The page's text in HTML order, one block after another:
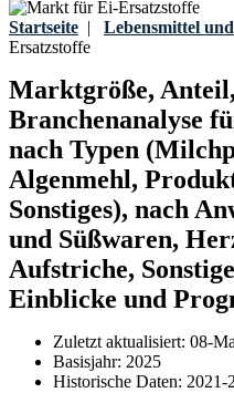
Startseite | Lebensmittel
Ersatzstoffe
Marktgröße,
Branchenanalyse
nach Typen
Algenmehl,
Sonstiges), nach
und Süßwaren,
Aufstriche,
Einblicke und
Zuletzt aktualisiert: 08-
Basisjahr: 2025
Historische Daten: 2021-